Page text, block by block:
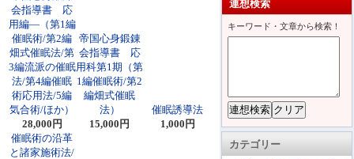
連想検索
キーワード・文章から検索！
カテゴリー
会指導書 応
用編―（第1編
催眠術/第2編
畑式催眠法/第
3編流派の催眠
法/第4編催眠
術応用法/5編
気合術/ほか）
28,000円
帝国心身鍛錬
会指導書 応
用科第1期（第
1編催眠術/第2
編畑式催眠
法）
15,000円
催眠誘導法
1,000円
催眠術の沿革
と諸家施術法/